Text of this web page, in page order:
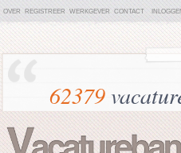
OVER REGISTREER WERKGEVER CONTACT
62379